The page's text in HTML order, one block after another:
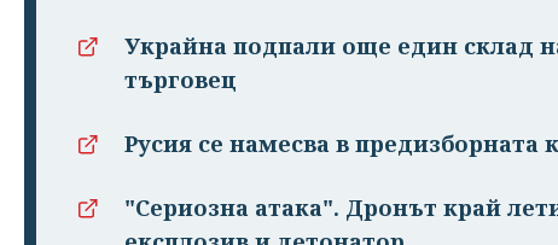
Украйна подпали още един склад
търговец
Русия се намесва в
"Сериозна атака". Дронът край